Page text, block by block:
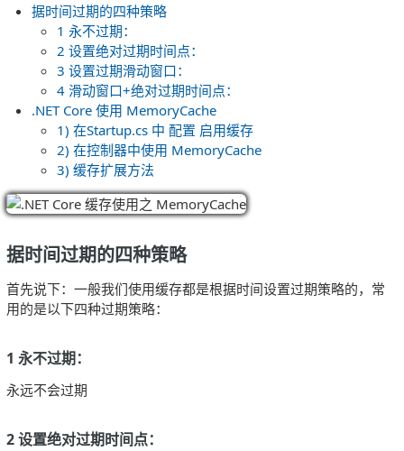
据时间过期的四种策略
1 永不过期：
2 设置绝对过期时间点：
3 设置过期滑动窗口：
4 滑动窗口+绝对过期时间点：
.NET Core 使用 MemoryCache
1) 在Startup.cs 中 配置 启用缓存
2) 在控制器中使用 MemoryCache
3) 缓存扩展方法
据时间过期的四种策略
首先说下：一般我们使用缓存都是根据时间设置过期策略的，常
用的是以下四种过期策略：
1 永不过期：
永远不会过期
2 设置绝对过期时间点：